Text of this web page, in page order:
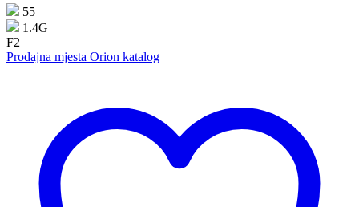
55
1.4G
F2
Prodajna mjesta Orion katalog